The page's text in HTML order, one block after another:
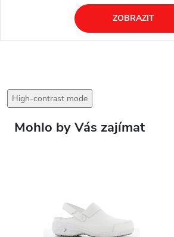
ZOBRAZIT
High-contrast mode
Mohlo by Vás zajímat